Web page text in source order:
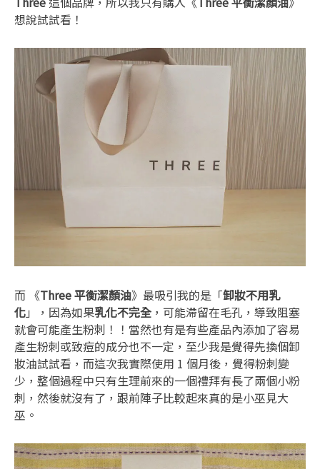
想說試試看！
而 《Three 平衡潔顏油》最吸引我的是「卸妝不用乳
化」，因為如果乳化不完全 ，可能滯留在毛孔，導致阻塞
就會可能產生粉刺！！當然也有是有些產品內添加了容易
產生粉刺或致痘的成分也不一定，至少我是覺得先換個卸
妝油試試看，而這次我實際使用 1 個月後，覺得粉刺變
少，整個過程中只有生理前來的一個禮拜有長了兩個小粉
刺，然後就沒有了，跟前陣子比較起來真的是小巫見大
巫。